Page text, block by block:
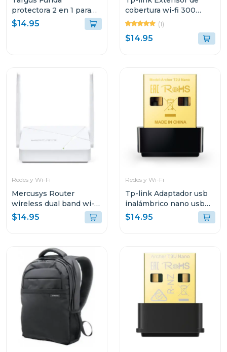
protectora 2 en 1 para
laptop de 14"
$14.95
cobertura wi-fi 300
mbps mw300
(1)
$14.95
Redes y Wi-Fi
Mercusys Router
wireless dual band wi-fi
ac750
$14.95
Redes y Wi-Fi
Tp-link Adaptador usb
inalámbrico nano usb
de doble banda ac600
t2u nano
$14.95